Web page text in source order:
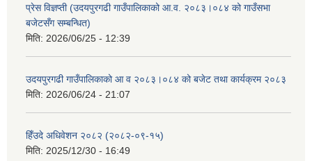
प्रेस विज्ञप्ती (उदयपुरगढी गाउँपालिकाको आ.व. २०८३।०८४ को गाउँसभा
बजेटसँग सम्बन्धित)
मिति: 2026/06/25 - 12:39
उदयपुरगढी गाउँपालिकाको आ व २०८३।०८४ को बजेट तथा कार्यक्रम २०८३
मिति: 2026/06/24 - 21:07
हिँउदे अधिवेशन २०८२ (२०८२-०९-१५)
मिति: 2025/12/30 - 16:49